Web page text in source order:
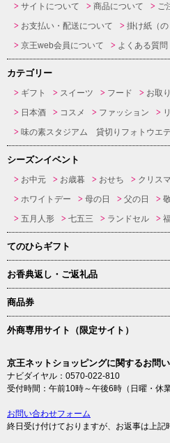
サイトについて 商品について
ご
お支払い・配送について
掛け紙（
京王web会員について
よくある質問
カテゴリー
ギフト スイーツ フード お取
日本酒
コスメ ファッション
味の素スタジアム 貸切りフォトウエ
シーズンイベント
お中元 お歳暮 おせち クリス
ホワイトデー
母の日 父の日
五月人形
七五三 ランドセル
てのひらギフト
お香典返し・ご返礼品
商品券
外商専用サイト（限定サイト）
京王ネットショッピングに関するお問
ナビダイヤル：0570-022-810
受付時間：午前10時～午後6時（日曜・休業
お問い合わせフォーム
終日受け付けておりますが、お返事は上記